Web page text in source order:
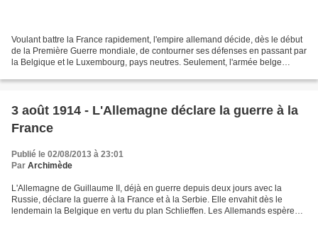
Voulant battre la France rapidement, l'empire allemand décide, dès le début
de la Première Guerre mondiale, de contourner ses défenses en passant par
la Belgique et le Luxembourg, pays neutres. Seulement, l'armée belge
3 août 1914 - L'Allemagne déclare la guerre à la
France
Publié le 02/08/2013 à 23:01
Par Archimède
L'Allemagne de Guillaume II, déjà en guerre depuis deux jours avec la
Russie, déclare la guerre à la France et à la Serbie. Elle envahit dès le
lendemain la Belgique en vertu du plan Schlieffen. Les Allemands espèrent